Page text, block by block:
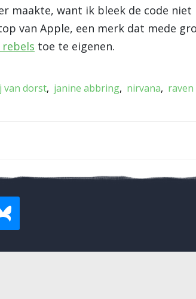
maakte, want ik bleek de code
van Apple, een merk dat mede
toe te eigenen.
van dorst janine abbring nirvana